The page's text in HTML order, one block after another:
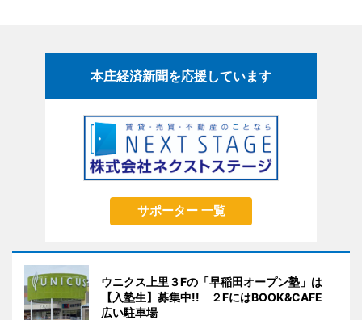
本庄経済新聞を応援しています
サポーター 一覧
ウニクス上里３Fの「早稲田オープン塾」は
【入塾生】募集中!! ２FにはBOOK&CAFE
広い駐車場